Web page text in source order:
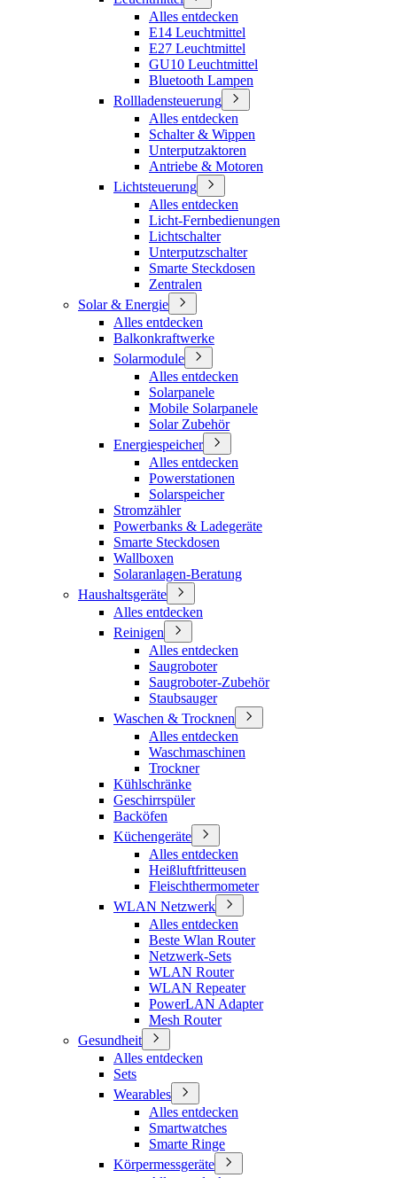
Alles entdecken
E14 Leuchtmittel
E27 Leuchtmittel
GU10 Leuchtmittel
Bluetooth Lampen
Rollladensteuerung
Alles entdecken
Schalter & Wippen
Unterputzaktoren
Antriebe & Motoren
Lichtsteuerung
Alles entdecken
Licht-Fernbedienungen
Lichtschalter
Unterputzschalter
Smarte Steckdosen
Zentralen
Solar & Energie
Alles entdecken
Balkonkraftwerke
Solarmodule
Alles entdecken
Solarpanele
Mobile Solarpanele
Solar Zubehör
Energiespeicher
Alles entdecken
Powerstationen
Solarspeicher
Stromzähler
Powerbanks & Ladegeräte
Smarte Steckdosen
Wallboxen
Solaranlagen-Beratung
Haushaltsgeräte
Alles entdecken
Reinigen
Alles entdecken
Saugroboter
Saugroboter-Zubehör
Staubsauger
Waschen & Trocknen
Alles entdecken
Waschmaschinen
Trockner
Kühlschränke
Geschirrspüler
Backöfen
Küchengeräte
Alles entdecken
Heißluftfritteusen
Fleischthermometer
WLAN Netzwerk
Alles entdecken
Beste Wlan Router
Netzwerk-Sets
WLAN Router
WLAN Repeater
PowerLAN Adapter
Mesh Router
Gesundheit
Alles entdecken
Sets
Wearables
Alles entdecken
Smartwatches
Smarte Ringe
Körpermessgeräte